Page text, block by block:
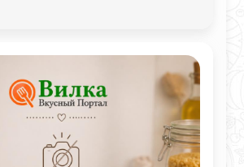
внутри.